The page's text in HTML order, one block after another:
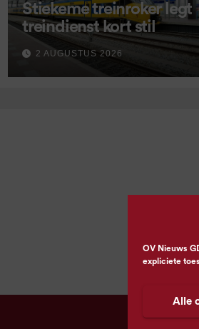
OV Nieuws
expliciete
Alle
Stiekeme treinroker legt
treindienst kort stil
2 AUGUSTUS 2026
© OV